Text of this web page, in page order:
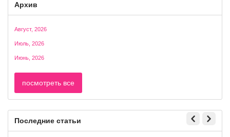
Архив
Август, 2026
Июль, 2026
Июнь, 2026
посмотреть все
Последние статьи